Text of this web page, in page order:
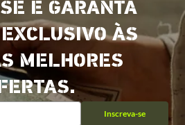
E GARANTA
ÀS
MELHORES
Inscreva-se